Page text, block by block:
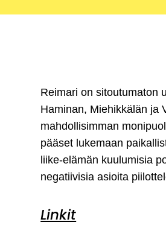
Reimari on sitoutumaton
Haminan, Miehikkälän ja
mahdollisimman
pääset lukemaan
liike-elämän kuulumisia
negatiivisia asioita
Linkit